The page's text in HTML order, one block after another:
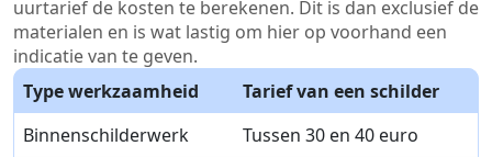
uurtarief de kosten te berekenen. Dit is dan exclusief de
materialen en is wat lastig om hier op voorhand een
indicatie van te geven.
Type werkzaamheid
Tarief van een schilder
Binnenschilderwerk
Tussen 30 en 40 euro